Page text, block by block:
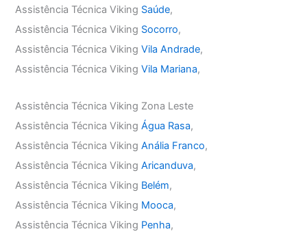
Assistência Técnica Viking Saúde,
Assistência Técnica Viking Socorro,
Assistência Técnica VikingVila Andrade,
Assistência Técnica VikingVila Mariana,
Assistência Técnica Viking Zona Leste
Assistência Técnica VikingÁgua Rasa,
Assistência Técnica VikingAnália Franco,
Assistência Técnica VikingAricanduva,
Assistência Técnica Viking Belém,
Assistência Técnica Viking Mooca,
Assistência Técnica Viking Penha,